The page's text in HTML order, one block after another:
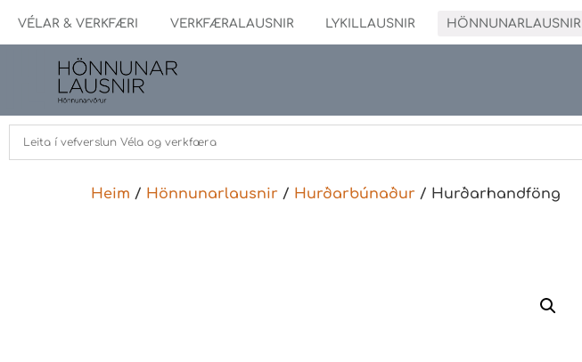
VÉLAR & VERKFÆRI VERKFÆRALAUSNIR LYKILLAUSNIR HÖNNUNARLAUSNIR
Heim / Hönnunarlausnir / Hurðarbúnaður / Hurðarhandföng